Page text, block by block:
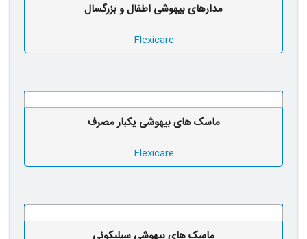
مدارهای بیهوشی اطفال و بزرگسال
Flexicare
ماسک های بیهوشی یکبار مصرف
Flexicare